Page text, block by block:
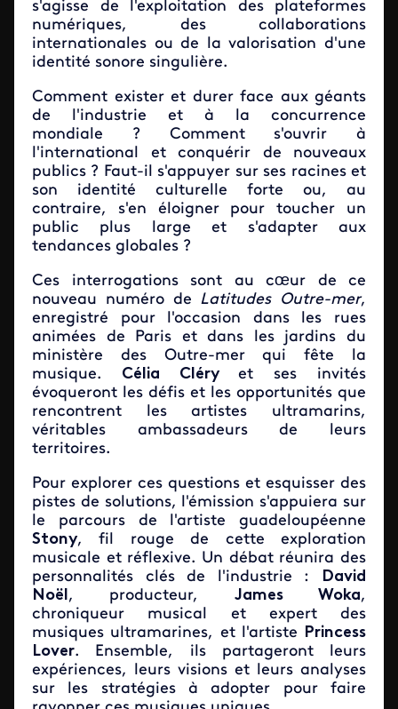
s'agisse de l'exploitation des plateformes
numériques, des collaborations
internationales ou de la valorisation d'une
identité sonore singulière.
Comment exister et durer face aux géants
de l'industrie et à la concurrence
mondiale ? Comment s'ouvrir à
l'international et conquérir de nouveaux
publics ? Faut-il s'appuyer sur ses racines et
son identité culturelle forte ou, au
contraire, s'en éloigner pour toucher un
public plus large et s'adapter aux
tendances globales ?
Ces interrogations sont au cœur de ce
nouveau numéro de Latitudes Outre-mer,
enregistré pour l'occasion dans les rues
animées de Paris et dans les jardins du
ministère des Outre-mer qui fête la
musique. Célia Cléryet ses invités
évoqueront les défis et les opportunités que
rencontrent les artistes ultramarins,
véritables ambassadeurs de leurs
territoires.
Pour explorer ces questions et esquisser des
pistes de solutions, l'émission s'appuiera sur
le parcours de l'artiste guadeloupéenne
Stony, fil rouge de cette exploration
musicale et réflexive. Un débat réunira des
personnalités clés de l'industrie :
David
Noël, producteur, James Woka,
chroniqueur musical et expert des
musiques ultramarines, et l'artiste Princess
Lover. Ensemble, ils partageront leurs
expériences, leurs visions et leurs analyses
sur les stratégies à adopter pour faire